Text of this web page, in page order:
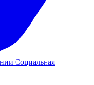
Социальная
серебро
посвященном 80-